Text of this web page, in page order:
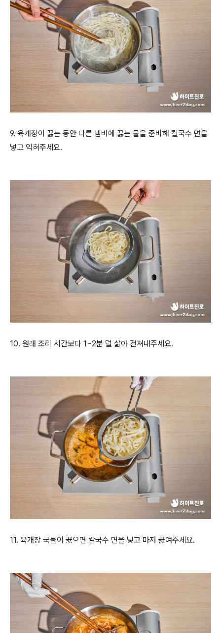
9. 육개장이 끓는 동안 다른 냄비에 끓는 물을 준비해 칼국수 면을
넣고 익혀주세요.
10. 원래 조리 시간보다 1~2분 덜 삶아 건져내주세요.
11. 육개장 국물이 끓으면 칼국수 면을 넣고 마저 끓여주세요.